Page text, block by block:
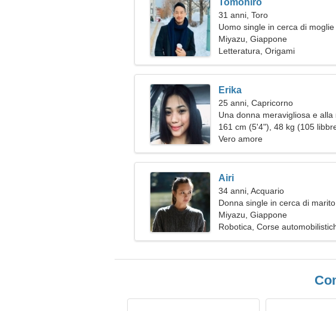
Tomohiro
31 anni, Toro
Uomo single in cerca di moglie
Miyazu, Giappone
Letteratura, Origami
Erika
25 anni, Capricorno
Una donna meravigliosa e alla
relazione seria
161 cm (5'4"), 48 kg (105
Vero amore
Airi
34 anni, Acquario
Donna single in cerca di
Miyazu, Giappone
Robotica, Corse